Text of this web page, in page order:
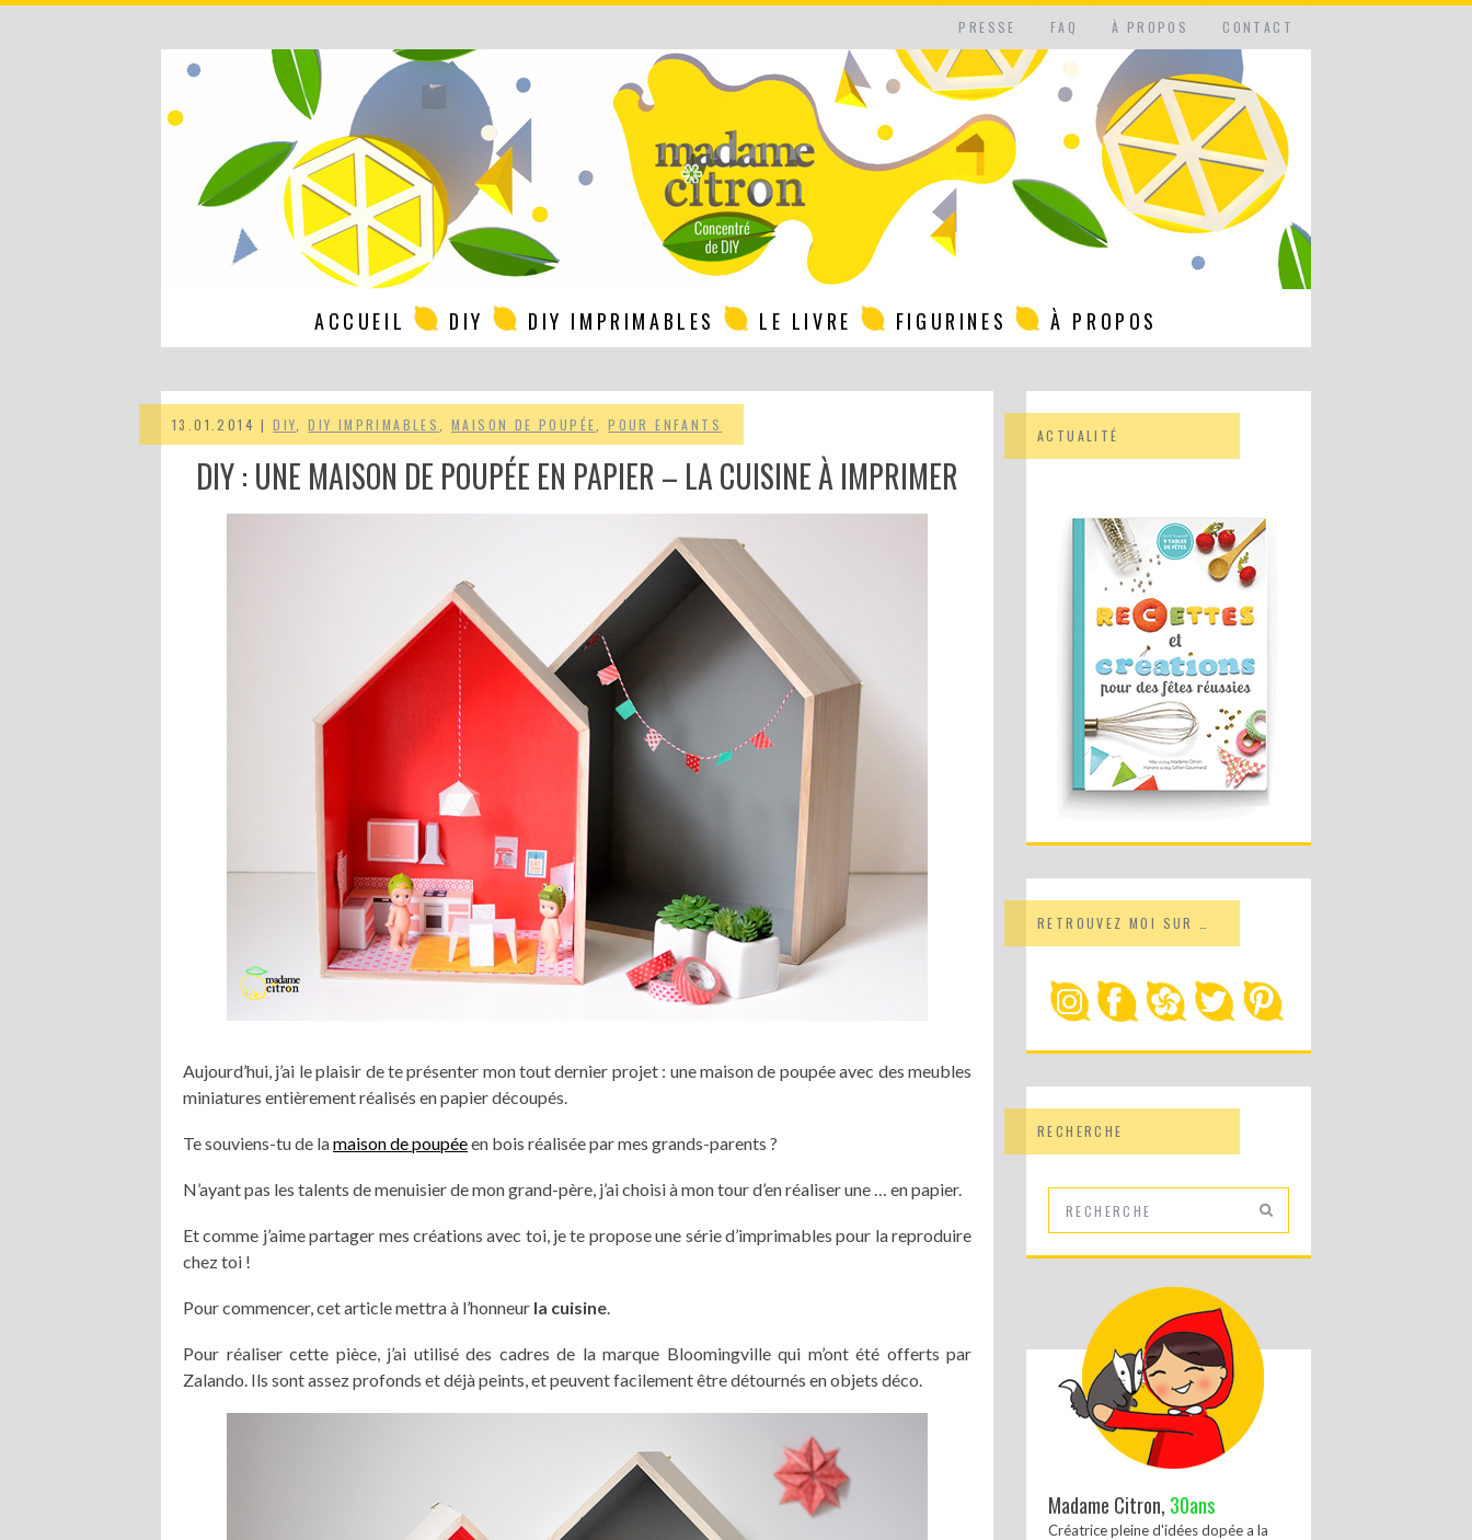
PRESSE FAQ À PROPOS CONTACT
ACCUEIL DIY DIY IMPRIMABLES LE LIVRE FIGURINES À PROPOS
13.01.2014 |DIY ,DIY IMPRIMABLES ,MAISON DE POUPÉE ,POUR ENFANTS
DIY : UNE MAISON DE POUPÉE EN PAPIER – LA CUISINE À IMPRIMER
Aujourd’hui, j’ai le plaisir de te présenter mon tout dernier projet : une maison de poupée avec des meubles
miniatures entièrement réalisés en papier découpés.
Te souviens-tu de lamaison de poupéeen bois réalisée par mes grands-parents ?
N’ayant pas les talents de menuisier de mon grand-père, j’ai choisi à mon tour d’en réaliser une … en papier.
Et comme j’aime partager mes créations avec toi, je te propose une série d’imprimables pour la reproduire
chez toi !
Pour commencer, cet article mettra à l’honneur la cuisine.
Pour réaliser cette pièce, j’ai utilisé des cadres de la marque Bloomingville qui m’ont été offerts par
Zalando. Ils sont assez profonds et déjà peints, et peuvent facilement être détournés en objets déco.
ACTUALITÉ
RETROUVEZ MOI SUR …
RECHERCHE
Madame Citron, 30ans
Créatrice pleine d'idées dopée a la